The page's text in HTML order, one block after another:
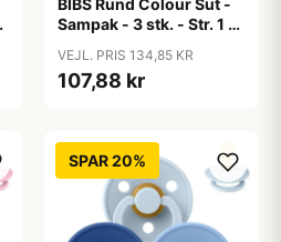
BIBS Rund Colour Sut -
Sampak - 3 stk. - Str. 1 -
VEJL. PRIS 134,85 KR
107,88 kr
SPAR 20%